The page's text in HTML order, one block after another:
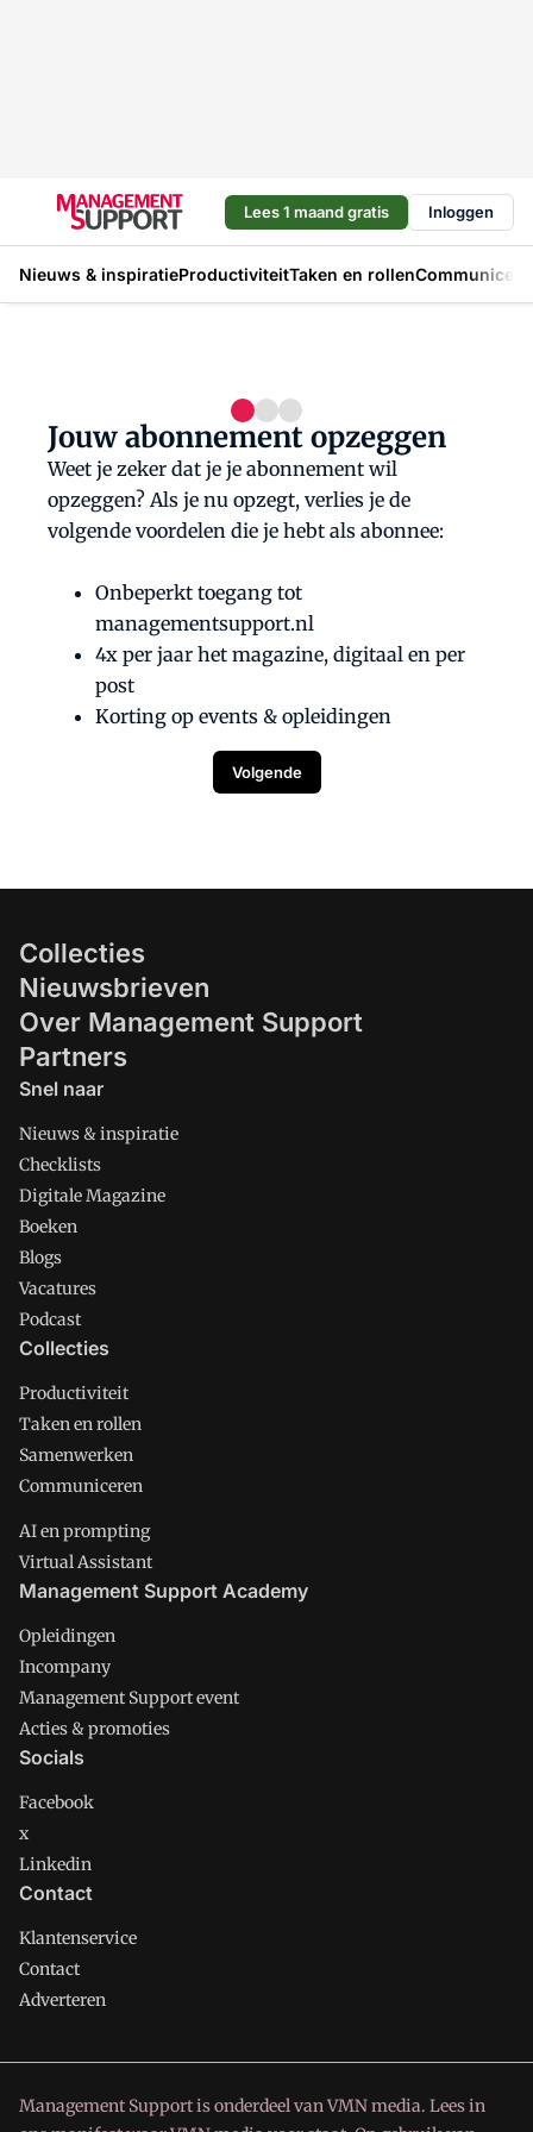
Lees 1 maand gratis Inloggen
Nieuws & inspiratieProductiviteitTaken en rollen
Jouw abonnement opzeggen
Weet je zeker dat je je abonnement wil
opzeggen? Als je nu opzegt, verlies je de
volgende voordelen die je hebt als abonnee:
Onbeperkt toegang tot
managementsupport.nl
4x per jaar het magazine, digitaal en per
post
Korting op events & opleidingen
Volgende
Collecties
Nieuwsbrieven
Over Management Support
Partners
Snel naar
Nieuws & inspiratie
Checklists
Digitale Magazine
Boeken
Blogs
Vacatures
Podcast
Collecties
Productiviteit
Taken en rollen
Samenwerken
Communiceren
AI en prompting
Virtual Assistant
Management Support Academy
Opleidingen
Incompany
Management Support event
Acties & promoties
Socials
Facebook
x
Linkedin
Contact
Klantenservice
Contact
Adverteren
Management Support is onderdeel van VMN media. Lees in